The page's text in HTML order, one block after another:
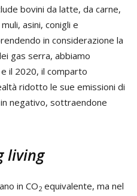
bovini da latte, da carne,
asini, conigli e
in considerazione la
gas serra, abbiamo
il 2020, il comparto
ridotto le sue emissioni di
negativo, sottraendone
living
in CO2 equivalente, ma nel